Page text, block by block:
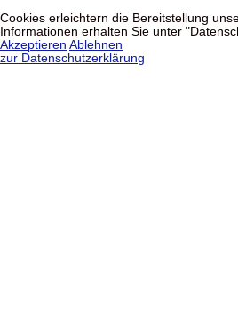
Cookies erleichtern die Bereitstellung
Informationen erhalten Sie unter
Akzeptieren Ablehnen
zur Datenschutzerklärung